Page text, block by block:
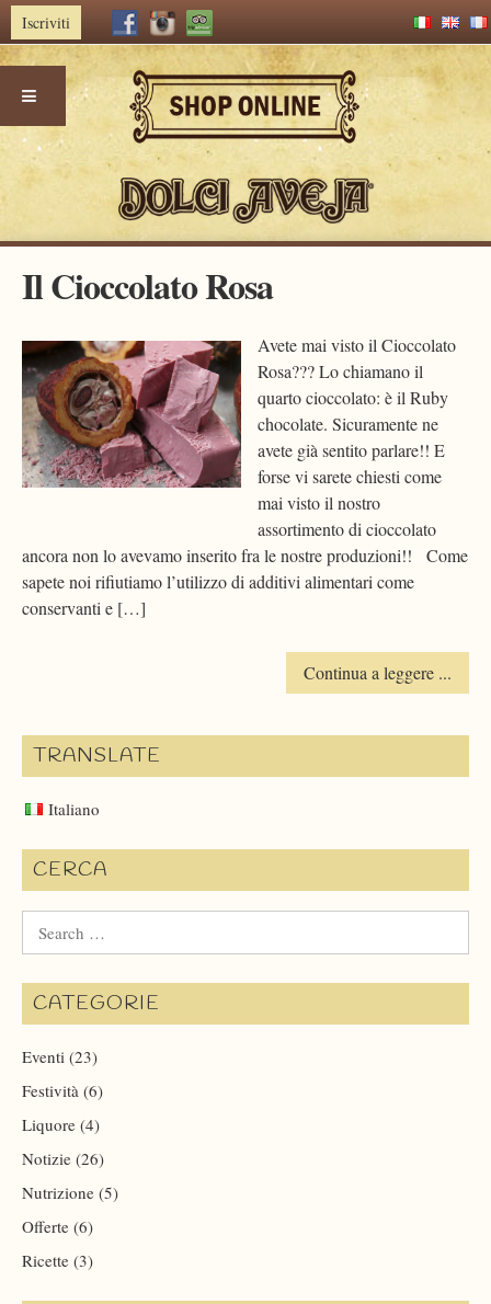
Iscriviti
Il Cioccolato Rosa
Avete mai visto il Cioccolato
Rosa??? Lo chiamano il
quarto cioccolato: è il Ruby
chocolate. Sicuramente ne
avete già sentito parlare!! E
forse vi sarete chiesti come
mai visto il nostro
assortimento di cioccolato
ancora non lo avevamo inserito fra le nostre produzioni!! Come
sapete noi rifiutiamo l’utilizzo di additivi alimentari come
conservanti e […]
Continua a leggere ...
TRANSLATE
Italiano
CERCA
for:
CATEGORIE
Eventi (23)
Festività (6)
Liquore (4)
Notizie (26)
Nutrizione (5)
Offerte (6)
Ricette (3)